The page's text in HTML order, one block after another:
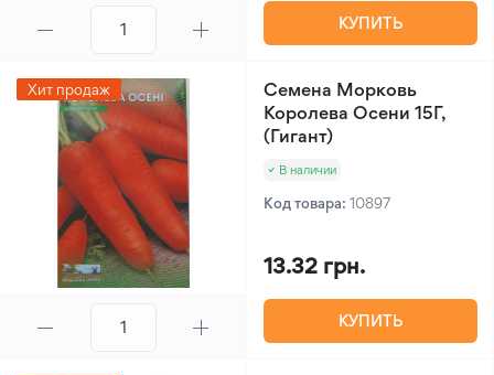
КУПИТЬ
Хит продаж
Семена Морковь
Королева Осени 15Г,
(Гигант)
В наличии
Код товара: 10897
13.32 грн.
КУПИТЬ